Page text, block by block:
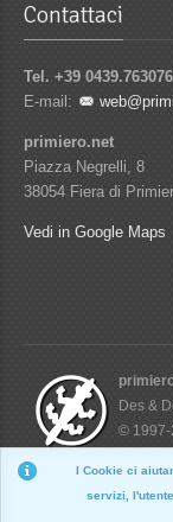
Contattaci
Tel. +39 0439.763076
E-mail:
primiero.net
Piazza Negrelli, 8
38054 Fiera di
Vedi in Google Maps
Des &
© 1997-
I Cookie ci
servizi,